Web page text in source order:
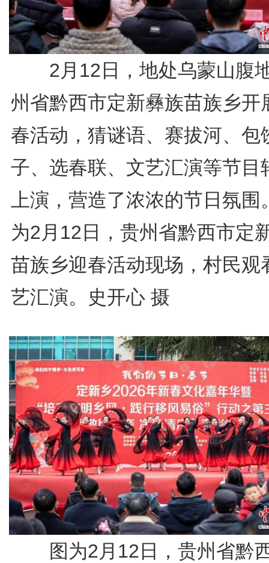
2月12日，地处乌蒙山腹
州省黔西市定新彝族苗族乡开
春活动，猜谜语、赛拔河、包
子、选春联、文艺汇演等节目
上演，营造了浓浓的节日氛围
为2月12日，贵州省黔西市定
苗族乡迎春活动现场，村民观
艺汇演。史开心 摄
图为2月12日，贵州省黔